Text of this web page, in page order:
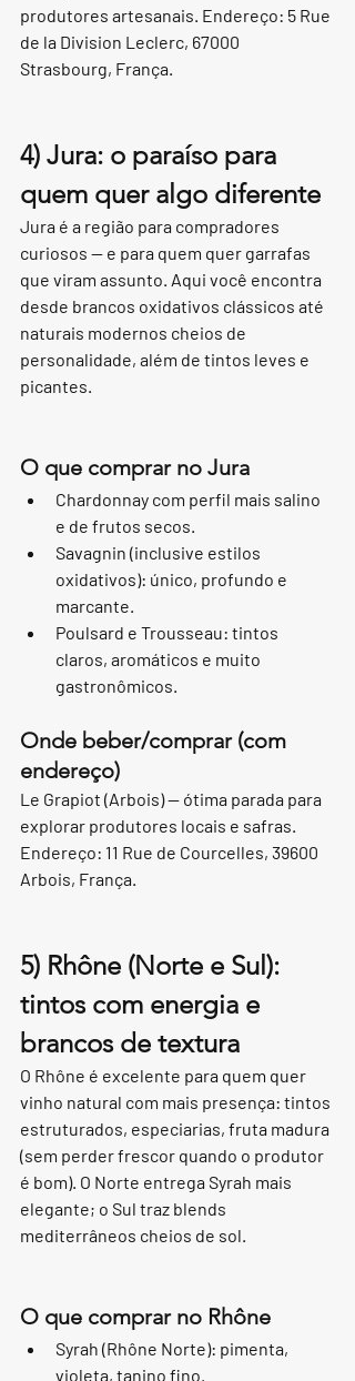
produtores artesanais. Endereço: 5 Rue
de la Division Leclerc, 67000
Strasbourg, França.
4) Jura: o paraíso para
quem quer algo diferente
Jura é a região para compradores
curiosos — e para quem quer garrafas
que viram assunto. Aqui você encontra
desde brancos oxidativos clássicos até
naturais modernos cheios de
personalidade, além de tintos leves e
picantes.
O que comprar no Jura
Chardonnay com perfil mais salino
e de frutos secos.
Savagnin (inclusive estilos
oxidativos): único, profundo e
marcante.
Poulsard e Trousseau: tintos
claros, aromáticos e muito
gastronômicos.
Onde beber/comprar (com
endereço)
Le Grapiot (Arbois) — ótima parada para
explorar produtores locais e safras.
Endereço: 11 Rue de Courcelles, 39600
Arbois, França.
5) Rhône (Norte e Sul):
tintos com energia e
brancos de textura
O Rhône é excelente para quem quer
vinho natural com mais presença: tintos
estruturados, especiarias, fruta madura
(sem perder frescor quando o produtor
é bom). O Norte entrega Syrah mais
elegante; o Sul traz blends
mediterrâneos cheios de sol.
O que comprar no Rhône
Syrah (Rhône Norte): pimenta,
violeta, tanino fino.